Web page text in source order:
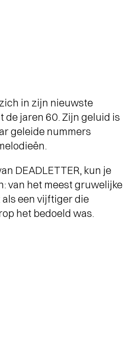
in zijn nieuwste
de jaren 60. Zijn geluid is
geleide nummers
DEADLETTER, kun je
van het meest gruwelijke
een vijftiger die
het bedoeld was.